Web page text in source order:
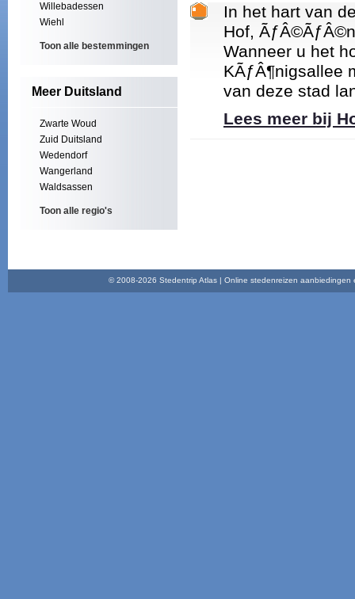
Willebadessen
Wiehl
Toon alle bestemmingen
Meer Duitsland
Zwarte Woud
Zuid Duitsland
Wedendorf
Wangerland
Waldsassen
Toon alle regio's
In het hart van
Hof,
Wanneer u het
KÃƒÂ¶nigsallee
van deze stad
Lees meer bij
© 2008-2026 Stedentrip Atlas | Online stedenreizen